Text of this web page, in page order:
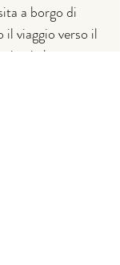
a borgo di
viaggio verso il
al